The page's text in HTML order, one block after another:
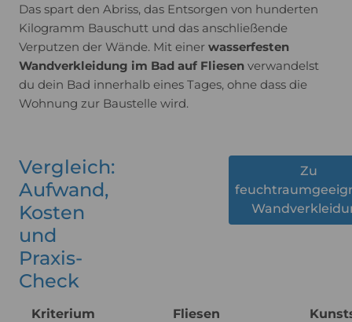
Das spart den Abriss, das Entsorgen von hunderten
Kilogramm Bauschutt und das anschließende
Verputzen der Wände. Mit einer wasserfesten
Wandverkleidung im Bad auf Fliesen verwandelst
du dein Bad innerhalb eines Tages, ohne dass die
Wohnung zur Baustelle wird.
Vergleich:
Aufwand,
Kosten
und
Praxis-
Check
Kriterium
Fliesen
Zu